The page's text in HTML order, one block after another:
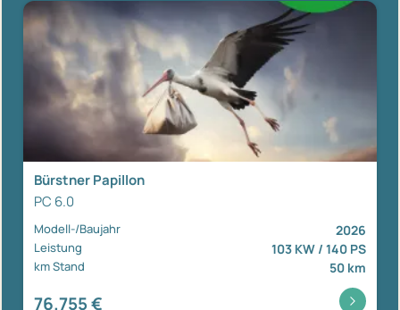
Bürstner Papillon
PC 6.0
Modell-/Baujahr 2026
Leistung 103 KW / 140 PS
km Stand 50 km
76.755 €